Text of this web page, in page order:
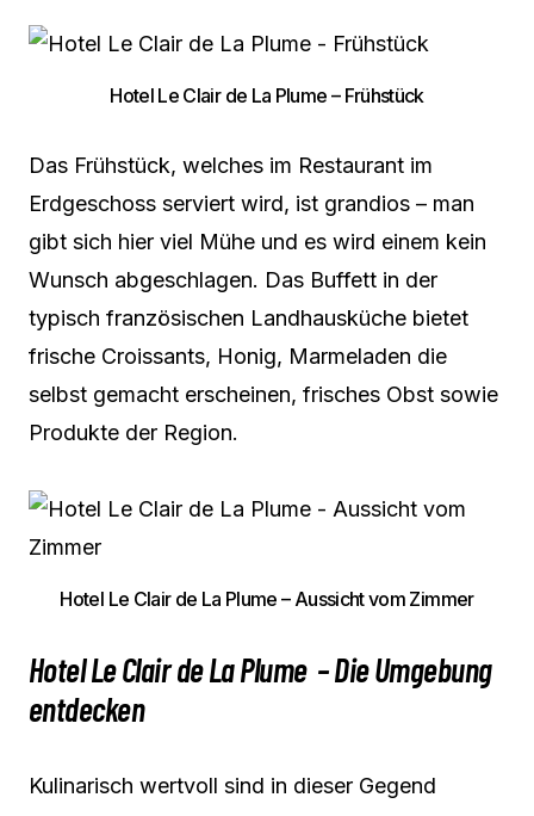
Hotel Le Clair de La Plume – Frühstück
Das Frühstück, welches im Restaurant im
Erdgeschoss serviert wird, ist grandios – man
gibt sich hier viel Mühe und es wird einem kein
Wunsch abgeschlagen. Das Buffett in der
typisch französischen Landhausküche bietet
frische Croissants, Honig, Marmeladen die
selbst gemacht erscheinen, frisches Obst sowie
Produkte der Region.
Hotel Le Clair de La Plume – Aussicht vom Zimmer
Hotel Le Clair de La Plume – Die Umgebung
entdecken
Kulinarisch wertvoll sind in dieser Gegend